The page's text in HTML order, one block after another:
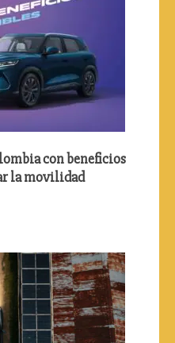
con beneficios
la movilidad